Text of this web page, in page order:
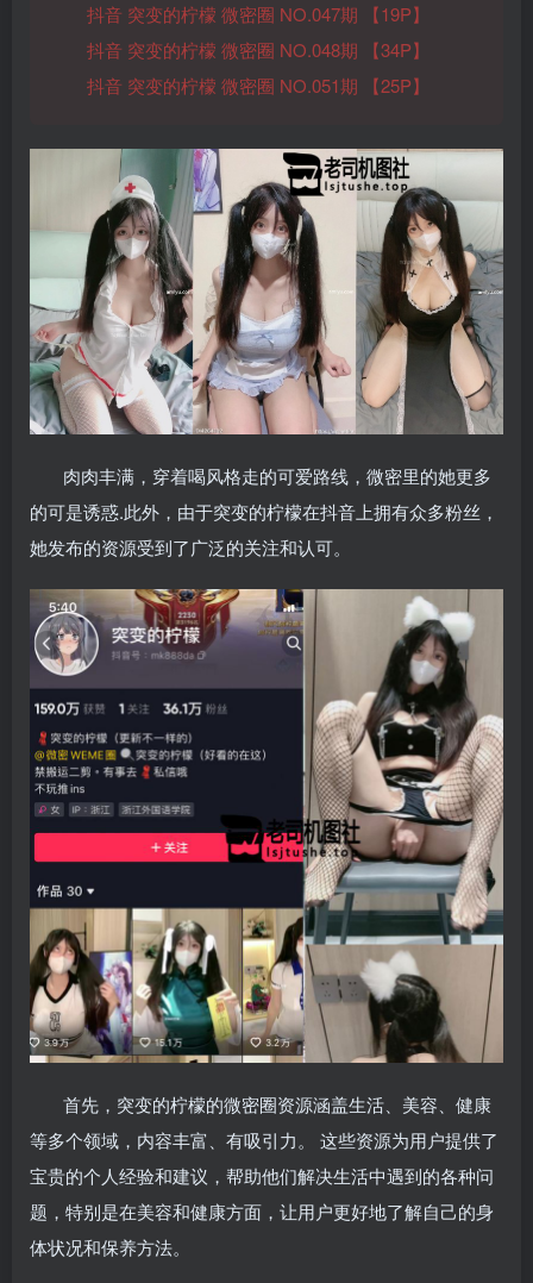
抖音 突变的柠檬 微密圈 NO.047期 【19P】
抖音 突变的柠檬 微密圈 NO.048期 【34P】
抖音 突变的柠檬 微密圈 NO.051期 【25P】
肉肉丰满，穿着喝风格走的可爱路线，微密里的她更多
的可是诱惑.此外，由于突变的柠檬在抖音上拥有众多粉丝，
她发布的资源受到了广泛的关注和认可。
首先，突变的柠檬的微密圈资源涵盖生活、美容、健康
等多个领域，内容丰富、有吸引力。 这些资源为用户提供了
宝贵的个人经验和建议，帮助他们解决生活中遇到的各种问
题，特别是在美容和健康方面，让用户更好地了解自己的身
体状况和保养方法。